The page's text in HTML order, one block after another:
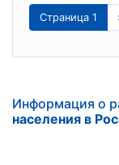
Страница 1
Информация о
населения в